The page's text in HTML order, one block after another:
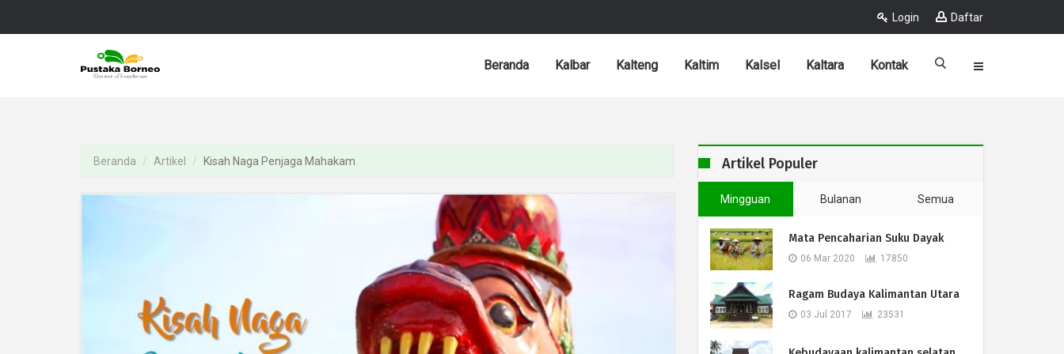
Login Daftar
Beranda Kalbar Kalteng Kaltim Kalsel Kaltara Kontak
Beranda Artikel Kisah Naga Penjaga Mahakam Artikel Populer
Mingguan Bulanan Semua
Mata Pencaharian Suku Dayak
06 Mar 2020 17850
Ragam Budaya Kalimantan Utara
03 Jul 2017 23531